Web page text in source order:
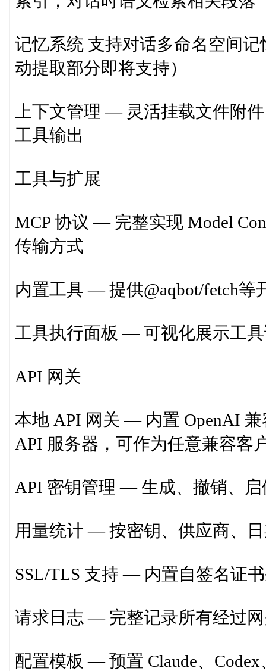
记忆系统 支持对话多命名空间
动提取部分即将支持）
上下文管理 — 灵活挂载文件附
工具输出
工具与扩展
MCP 协议 — 完整实现 Model
传输方式
内置工具 — 提供@aqbot/fetch等
工具执行面板 — 可视化展示工
API 网关
本地 API 网关 — 内置 OpenAI
API 服务器，可作为任意兼容客
API 密钥管理 — 生成、撤销、
用量统计 — 按密钥、供应商、
SSL/TLS 支持 — 内置自签名证
请求日志 — 完整记录所有经过
配置模板 — 预置 Claude、